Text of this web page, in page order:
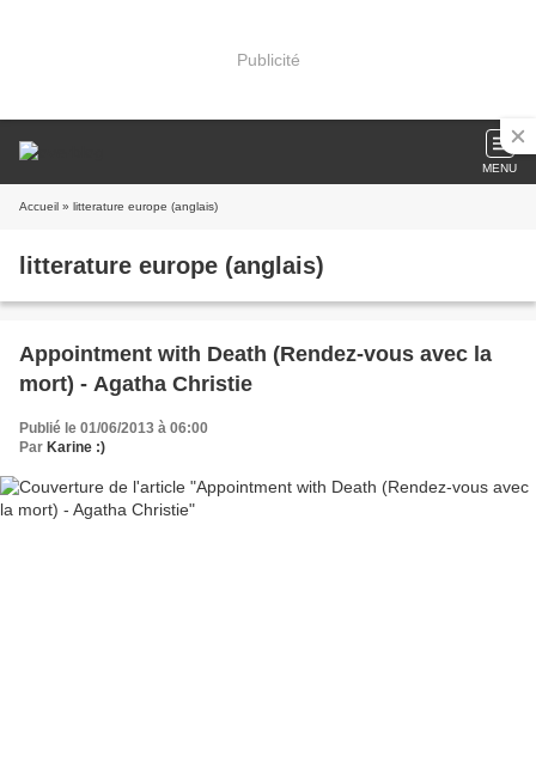
Publicité
MENU
Accueil » litterature europe (anglais)
litterature europe (anglais)
Appointment with Death (Rendez-vous avec la
mort) - Agatha Christie
Publié le 01/06/2013 à 06:00
Par Karine :)